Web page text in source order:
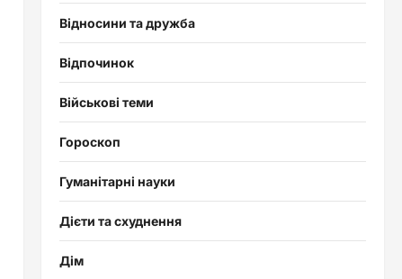
Відносини та дружба
Відпочинок
Військові теми
Гороскоп
Гуманітарні науки
Дієти та схуднення
Дім